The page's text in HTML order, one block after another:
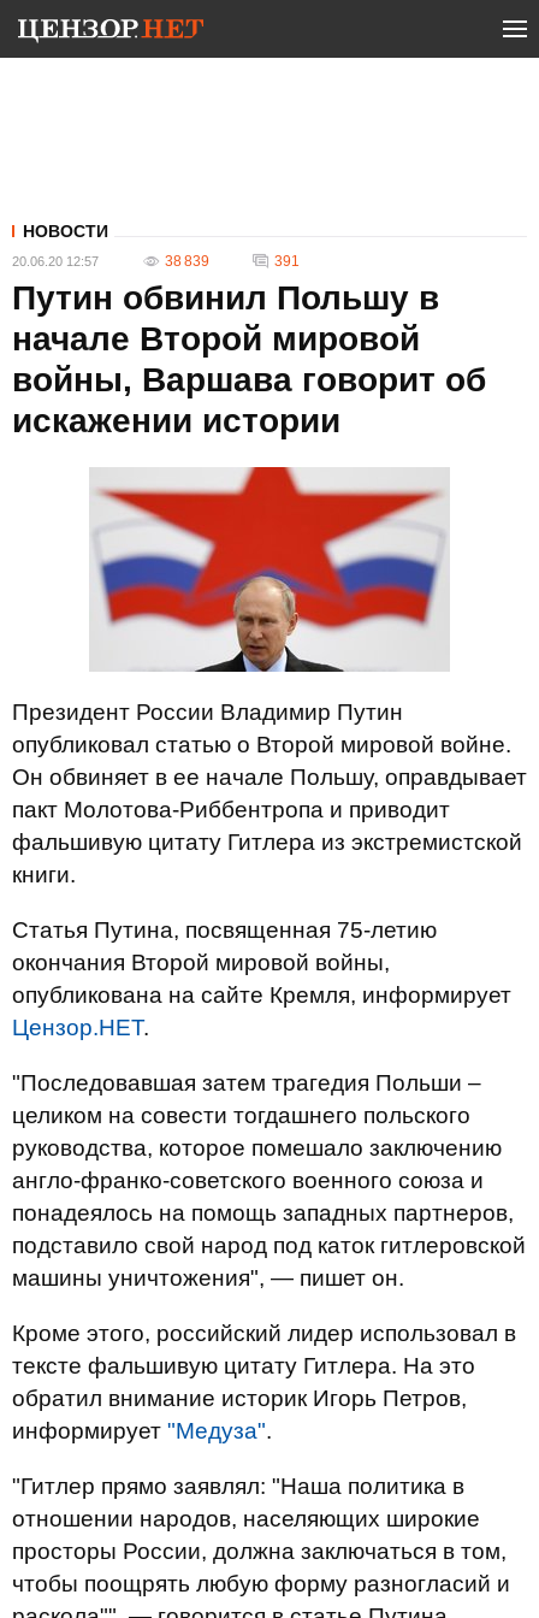
НОВОСТИ
20.06.20 12:57 38 839 391
Путин обвинил Польшу в
начале Второй мировой
войны, Варшава говорит об
искажении истории
Президент России Владимир Путин
опубликовал статью о Второй мировой войне.
Он обвиняет в ее начале Польшу, оправдывает
пакт Молотова-Риббентропа и приводит
фальшивую цитату Гитлера из экстремистской
книги.
Статья Путина, посвященная 75-летию
окончания Второй мировой войны,
опубликована на сайте Кремля, информирует
Цензор.НЕТ.
"Последовавшая затем трагедия Польши –
целиком на совести тогдашнего польского
руководства, которое помешало заключению
англо‑франко‑советского военного союза и
понадеялось на помощь западных партнеров,
подставило свой народ под каток гитлеровской
машины уничтожения", — пишет он.
Кроме этого, российский лидер использовал в
тексте фальшивую цитату Гитлера. На это
обратил внимание историк Игорь Петров,
информирует "Медуза".
"Гитлер прямо заявлял: "Наша политика в
отношении народов, населяющих широкие
просторы России, должна заключаться в том,
чтобы поощрять любую форму разногласий и